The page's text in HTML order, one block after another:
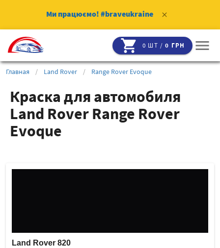
Ми працюємо! #braveukraine clear
shopping_cart 0 ШТ /0 ГРН menu
Главная / Land Rover / Range Rover Evoque
Краска для автомобиля
Land Rover Range Rover
Evoque
Land Rover 820